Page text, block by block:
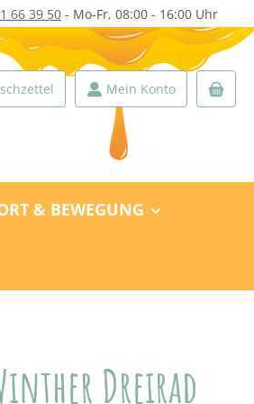
66 39 50 - Mo-Fr, 08:00 - 16:00 Uhr
Mein Konto
& BEWEGUNG
Dreirad